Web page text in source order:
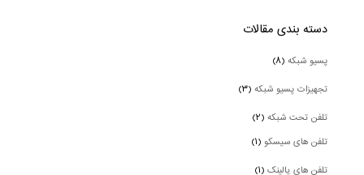
دسته بندی‌ مقالات
پسیو شبکه(۸)
تجهیزات پسیو شبکه(۳)
تلفن تحت شبکه(۲)
تلفن های سیسکو(۱)
تلفن های یالینک(۱)